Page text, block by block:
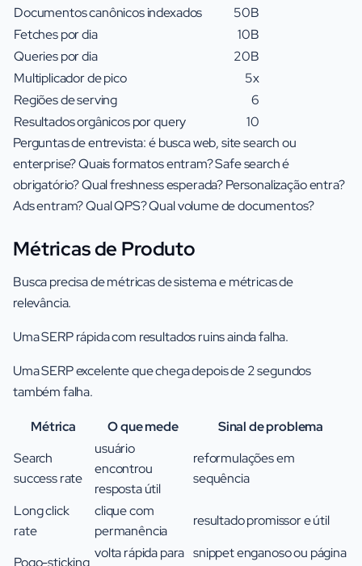
Documentos canônicos indexados
50B
Fetches por dia
10B
Queries por dia
20B
Multiplicador de pico
5x
Regiões de serving
6
Resultados orgânicos por query
10
Perguntas de entrevista: é busca web, site search ou
enterprise? Quais formatos entram? Safe search é
obrigatório? Qual freshness esperada? Personalização entra?
Ads entram? Qual QPS? Qual volume de documentos?
Métricas de Produto
Busca precisa de métricas de sistema e métricas de
relevância.
Uma SERP rápida com resultados ruins ainda falha.
Uma SERP excelente que chega depois de 2 segundos
também falha.
Métrica O que mede
Sinal de problema
Search
success rate
usuário
encontrou
resposta útil
reformulações em
sequência
Long click
rate
clique com
permanência
resultado promissor e útil
Pogo-sticking
volta rápida para snippet enganoso ou página